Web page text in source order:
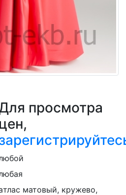
просмотра
цен,
матовый, кружево,